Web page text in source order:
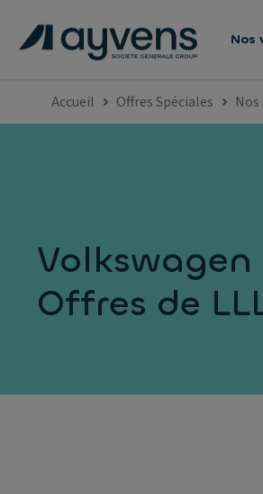
Nos
Accueil Offres Spéciales
Volkswagen
Offres de